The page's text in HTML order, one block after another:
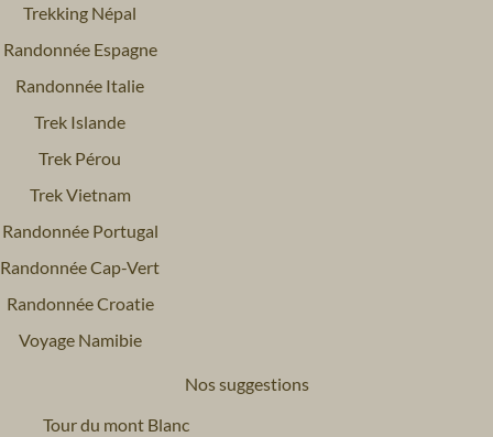
Trekking Népal
Randonnée Espagne
Randonnée Italie
Trek Islande
Trek Pérou
Trek Vietnam
Randonnée Portugal
Randonnée Cap-Vert
Randonnée Croatie
Voyage Namibie
Nos suggestions
Tour du mont Blanc